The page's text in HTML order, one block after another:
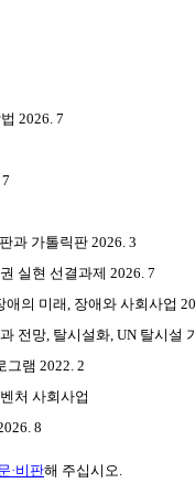
2026. 7
과 가톨릭판 2026. 3
실현 선결과제 2026. 7
의 미래, 장애와 사회사업
전망, 탈시설화, UN 탈시설
그램 2022. 2
처 사회사업
8
·비판해 주십시오.